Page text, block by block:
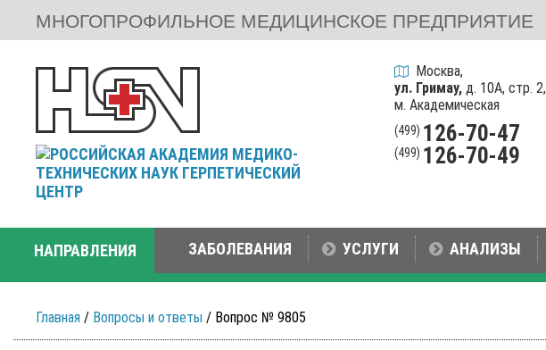
МНОГОПРОФИЛЬНОЕ МЕДИЦИНСКОЕ ПРЕДПРИЯТИЕ
Москва,
ул. Гримау,д. 10А, стр. 2,
м. Академическая
(499) 126-70-47
(499) 126-70-49
НАПРАВЛЕНИЯ ЗАБОЛЕВАНИЯ УСЛУГИ АНАЛИЗЫ
Главная / Вопросы и ответы / Вопрос № 9805